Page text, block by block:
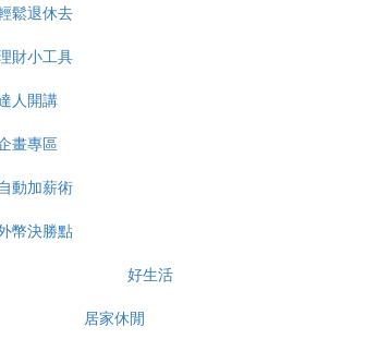
鬆退休去
財小工具
人開講
畫專區
動加薪術
幣決勝點
好生活
居家休閒